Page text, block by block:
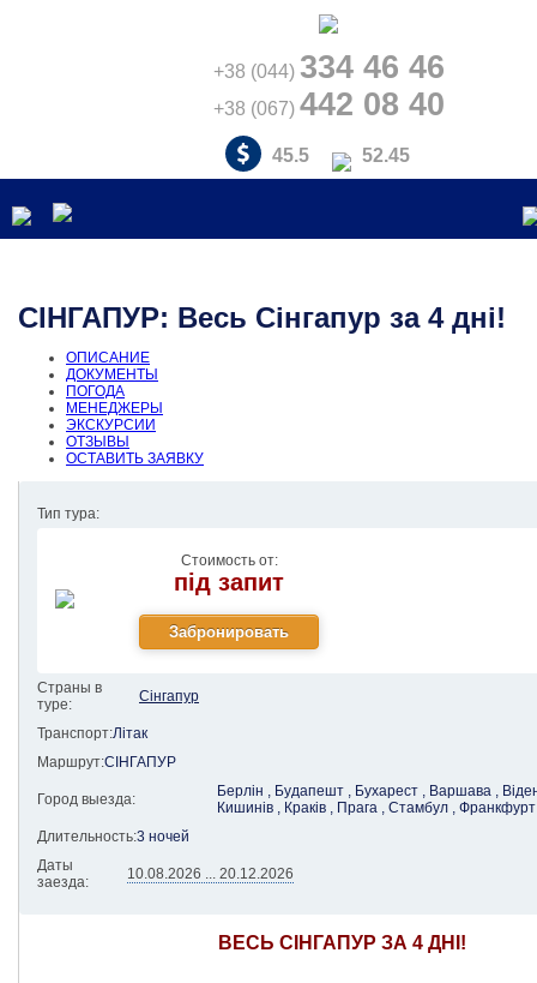
+38 (044) 334 46 46
+38 (067) 442 08 40
45.5 52.45
СІНГАПУР: Весь Сінгапур за 4 дні!
ОПИСАНИЕ
ДОКУМЕНТЫ
ПОГОДА
МЕНЕДЖЕРЫ
ЭКСКУРСИИ
ОТЗЫВЫ
ОСТАВИТЬ ЗАЯВКУ
Тип тура:
Стоимость от:
під запит
Страны в
туре:
Сінгапур
Транспорт:Літак
Маршрут:СІНГАПУР
Город выезда:
Берлін , Будапешт , Бухарест , Варшава ,
Кишинів , Краків , Прага , Стамбул , Франкфурт
Длительность:3 ночей
Даты
заезда:
10.08.2026 ... 20.12.2026
ВЕСЬ СІНГАПУР ЗА 4 ДНІ!